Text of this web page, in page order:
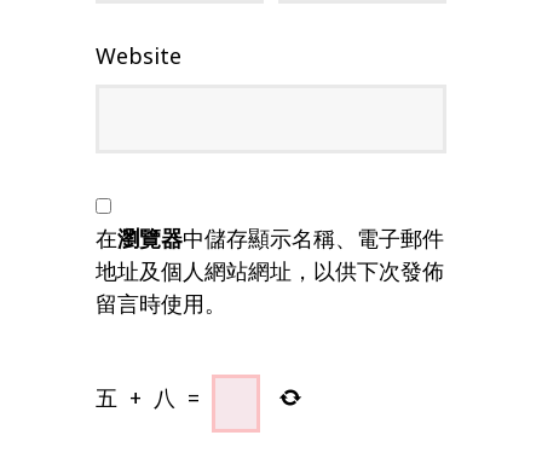
Website
在瀏覽器中儲存顯示名稱、電子郵件
地址及個人網站網址，以供下次發佈
留言時使用。
五 + 八 =